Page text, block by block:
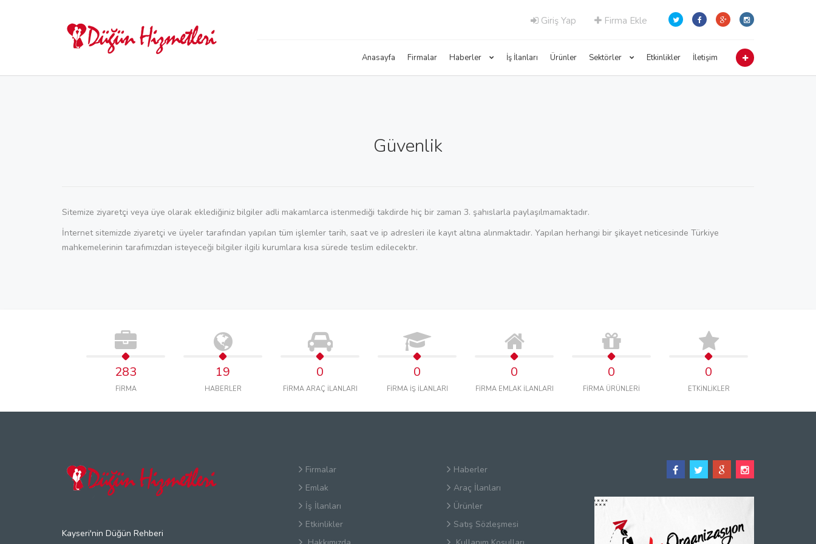
Giriş Yap Firma Ekle
Anasayfa Firmalar Haberler İş İlanları Ürünler Sektörler Etkinlikler İletişim
Güvenlik
Sitemize ziyaretçi veya üye olarak eklediğiniz bilgiler adli makamlarca istenmediği takdirde hiç bir zaman 3. şahıslarla paylaşılmamaktadır.
İnternet sitemizde ziyaretçi ve üyeler tarafından yapılan tüm işlemler tarih, saat ve ip adresleri ile kayıt altına alınmaktadır. Yapılan herhangi bir şikayet neticesinde Türkiye
mahkemelerinin tarafımızdan isteyeceği bilgiler ilgili kurumlara kısa sürede teslim edilecektır.
283
FİRMA
19
HABERLER
0
FİRMA ARAÇ İLANLARI
0
FİRMA İŞ İLANLARI
0
FİRMA EMLAK İLANLARI
0
FİRMA ÜRÜNLERİ
0
ETKİNLİKLER
Kayseri'nin Düğün Rehberi
Firmalar
Haberler
Emlak
Araç İlanları
İş İlanları
Ürünler
Etkinlikler
Satış Sözleşmesi